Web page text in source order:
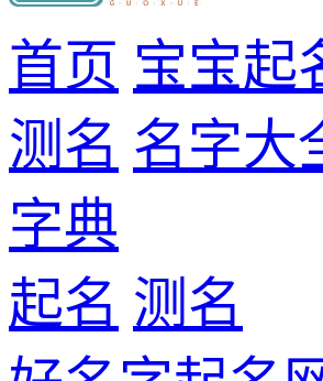
首页 宝宝起
测名 名字大
字典
起名 测名